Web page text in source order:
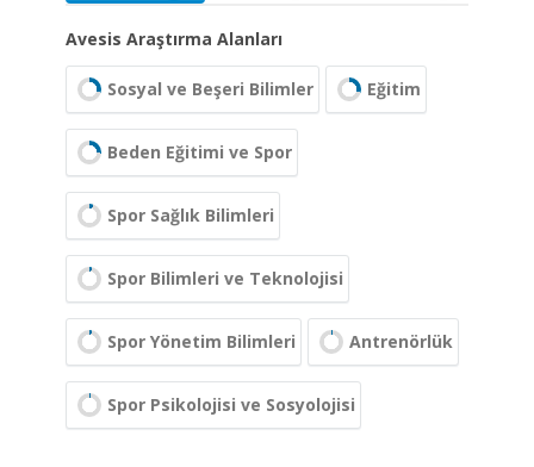
Avesis Araştırma Alanları
Sosyal ve Beşeri Bilimler Eğitim
Beden Eğitimi ve Spor
Spor Sağlık Bilimleri
Spor Bilimleri ve Teknolojisi
Spor Yönetim Bilimleri Antrenörlük
Spor Psikolojisi ve Sosyolojisi